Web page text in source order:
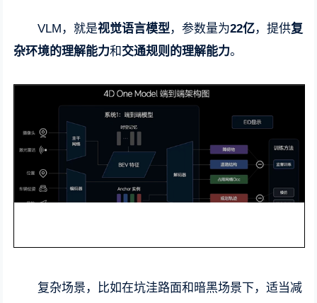
VLM，就是视觉语言模型，参数量为22亿，提供复
杂环境的理解能力和 交通规则的理解能力。
复杂场景，比如在坑洼路面和暗黑场景下，适当减